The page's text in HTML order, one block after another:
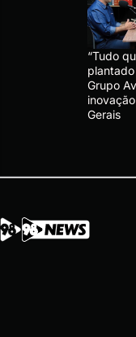
“Tudo
plantado
Grupo
Gerais